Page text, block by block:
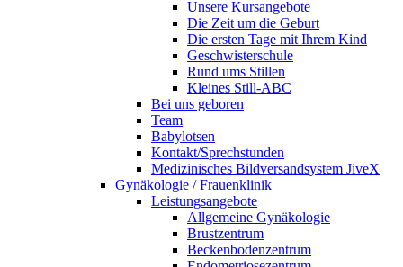
Unsere Kursangebote
Die Zeit um die Geburt
Die ersten Tage mit Ihrem Kind
Geschwisterschule
Rund ums Stillen
Kleines Still-ABC
Bei uns geboren
Team
Babylotsen
Kontakt/Sprechstunden
Medizinisches Bildversandsystem JiveX
Gynäkologie / Frauenklinik
Leistungsangebote
Allgemeine Gynäkologie
Brustzentrum
Beckenbodenzentrum